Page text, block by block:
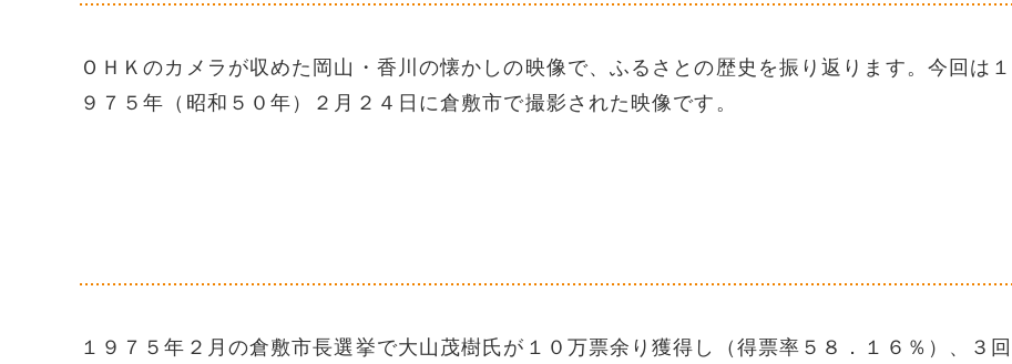
ＯＨＫのカメラが収めた岡山・香川の懐かしの映像で、ふるさとの歴史を振り返ります。今回は１
９７５年（昭和５０年）２月２４日に倉敷市で撮影された映像です。
１９７５年２月の倉敷市長選挙で大山茂樹氏が１０万票余り獲得し（得票率５８．１６％）、３回